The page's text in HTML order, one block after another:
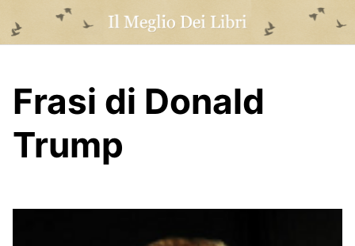
content
Frasi di Donald
Trump